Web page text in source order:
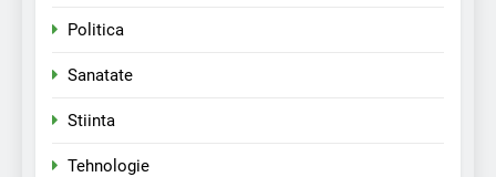
Politica
Sanatate
Stiinta
Tehnologie